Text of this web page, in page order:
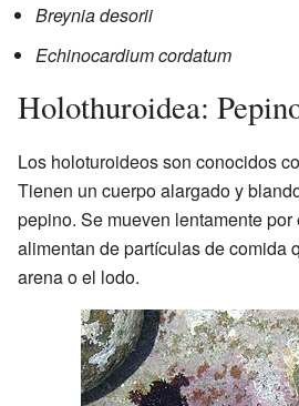
Breynia desorii
Echinocardium cordatum
Holothuroidea:
Los holoturoideos son conocidos
Tienen un cuerpo alargado y
pepino. Se mueven lentamente
alimentan de partículas de comida
arena o el lodo.